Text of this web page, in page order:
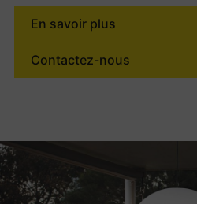
En savoir plus
Contactez-nous